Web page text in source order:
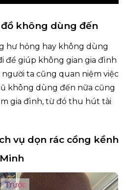
không dùng đến
hư hỏng hay không dùng
để giúp không gian gia đình
người ta cũng quan niệm việc
không dùng đến nữa cũng
gia đình, từ đó thu hút tài
vụ dọn rác cồng kềnh